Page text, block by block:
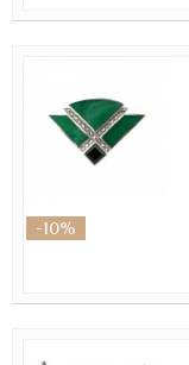
-10%